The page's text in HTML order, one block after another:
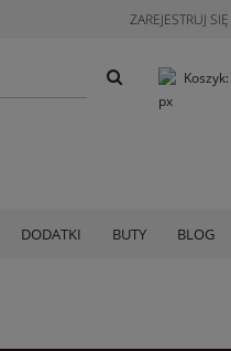
ZAREJESTRUJ SIĘ
Koszyk:
DODATKI BUTY BLOG